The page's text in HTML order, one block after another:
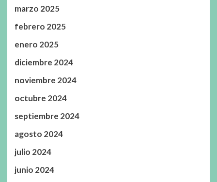
marzo 2025
febrero 2025
enero 2025
diciembre 2024
noviembre 2024
octubre 2024
septiembre 2024
agosto 2024
julio 2024
junio 2024